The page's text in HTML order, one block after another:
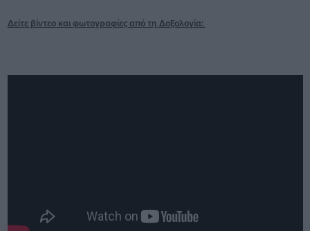
Δείτε βίντεο και φωτογραφίες από τη Δοξολογία: